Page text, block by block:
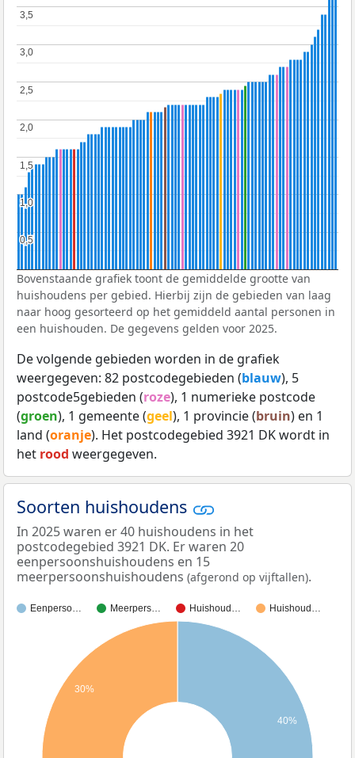
0,5
0,5
1,0
1,0
1,5
1,5
2,0
2,0
2,5
2,5
3,0
3,0
3,5
3,5
Bovenstaande grafiek toont de gemiddelde grootte van
huishoudens per gebied. Hierbij zijn de gebieden van laag
naar hoog gesorteerd op het gemiddeld aantal personen in
een huishouden. De gegevens gelden voor 2025.
De volgende gebieden worden in de grafiek
weergegeven: 82 postcodegebieden (blauw), 5
postcode5gebieden (roze), 1 numerieke postcode
(groen), 1 gemeente (geel), 1 provincie (bruin) en 1
land (oranje). Het postcodegebied 3921 DK wordt in
het rood weergegeven.
Soorten huishoudens
In 2025 waren er 40 huishoudens in het
postcodegebied 3921 DK. Er waren 20
eenpersoonshuishoudens en 15
meerpersoonshuishoudens (afgerond op vijftallen).
Eenperso… Meerpers… Huishoud… Huishoud…
40%
30%